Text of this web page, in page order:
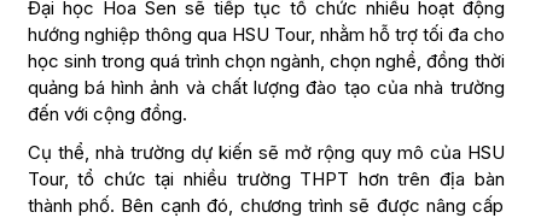
Tương lai phát triển và mở
rộng của HSU Tour
Trong thời gian tới, vào năm 2025, Trung tâm Tuyển sinh
Đại học Hoa Sen sẽ tiếp tục tổ chức nhiều hoạt động
hướng nghiệp thông qua HSU Tour, nhằm hỗ trợ tối đa cho
học sinh trong quá trình chọn ngành, chọn nghề, đồng thời